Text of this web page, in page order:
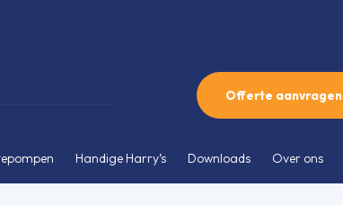
Offerte aanvragen
Handige Harry’s Downloads Over ons